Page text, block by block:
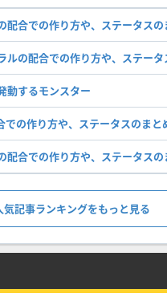
配合での作り方や、ステータスの
ルの配合での作り方や、ステータ
動するモンスター
での作り方や、ステータスのまと
配合での作り方や、ステータスの
気記事ランキングをもっと見る